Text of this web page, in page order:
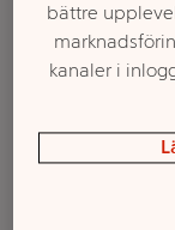
bättre
kanaler i